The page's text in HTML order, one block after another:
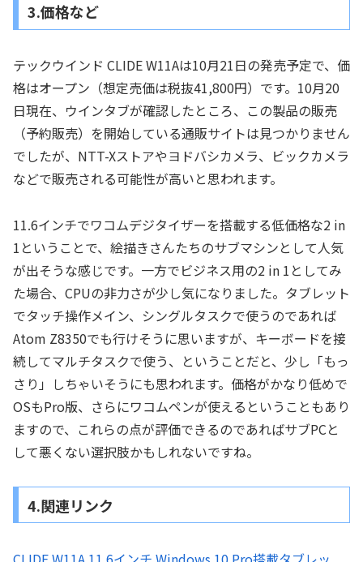
3.価格など
テックウインド CLIDE W11Aは10月21日の発売予定で、価
格はオープン（想定売価は税抜41,800円）です。10月20
日現在、ウインタブが確認したところ、この製品の販売
（予約販売）を開始している通販サイトは見つかりません
でしたが、NTT-Xストアやヨドバシカメラ、ビックカメラ
などで販売される可能性が高いと思われます。
11.6インチでワコムデジタイザーを搭載する低価格な2 in
1ということで、絵描きさんたちのサブマシンとして人気
が出そうな感じです。一方でビジネス用の2 in 1としてみ
た場合、CPUの非力さが少し気になりました。タブレット
でタッチ操作メイン、シングルタスクで使うのであれば
Atom Z8350でも行けそうに思いますが、キーボードを接
続してマルチタスクで使う、ということだと、少し「もっ
さり」しちゃいそうにも思われます。価格がかなり低めで
OSもPro版、さらにワコムペンが使えるということもあり
ますので、これらの点が評価できるのであればサブPCと
して悪くない選択肢かもしれないですね。
4.関連リンク